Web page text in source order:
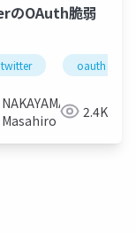
OAuth脆弱
twitter oauth
NAKAYAMA
Masahiro
2.4K